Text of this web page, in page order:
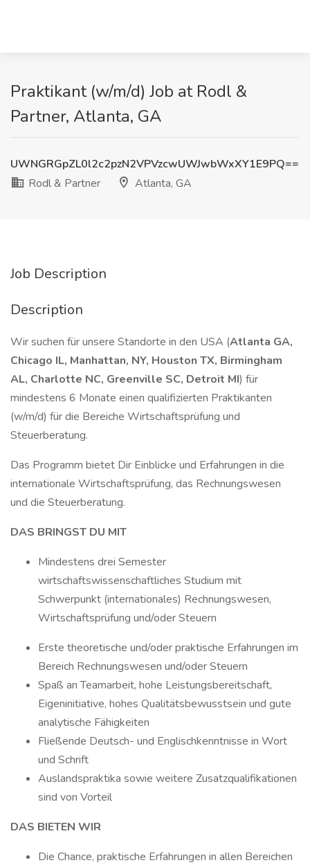
Praktikant (w/m/d) Job at Rodl &
Partner, Atlanta, GA
UWNGRGpZL0l2c2pzN2VPVzcwUWJwbWxXY1E9PQ==
Rodl & Partner
Atlanta, GA
Job Description
Description
Wir suchen für unsere Standorte in den USA (Atlanta GA,
Chicago IL, Manhattan, NY, Houston TX, Birmingham
AL, Charlotte NC, Greenville SC, Detroit MI) für
mindestens 6 Monate einen qualifizierten Praktikanten
(w/m/d) für die Bereiche Wirtschaftsprüfung und
Steuerberatung.
Das Programm bietet Dir Einblicke und Erfahrungen in die
internationale Wirtschaftsprüfung, das Rechnungswesen
und die Steuerberatung.
DAS BRINGST DU MIT
Mindestens drei Semester
wirtschaftswissenschaftliches Studium mit
Schwerpunkt (internationales) Rechnungswesen,
Wirtschaftsprüfung und/oder Steuern
Erste theoretische und/oder praktische Erfahrungen im
Bereich Rechnungswesen und/oder Steuern
Spaß an Teamarbeit, hohe Leistungsbereitschaft,
Eigeninitiative, hohes Qualitätsbewusstsein und gute
analytische Fähigkeiten
Fließende Deutsch- und Englischkenntnisse in Wort
und Schrift
Auslandspraktika sowie weitere Zusatzqualifikationen
sind von Vorteil
DAS BIETEN WIR
Die Chance, praktische Erfahrungen in allen Bereichen